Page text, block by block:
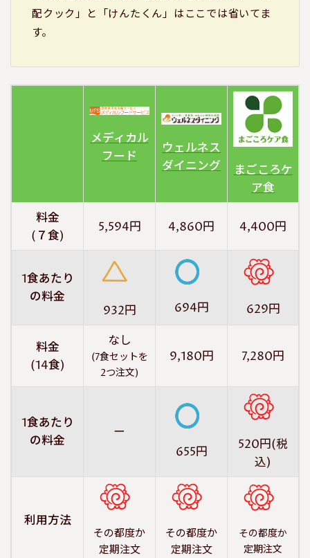
配クック」と「けんたくん」はここでは省いてま
す。
メディカル
フード
ウェルネス
ダイニング
まごころケ
ア食
料金
(７食)
5,594円 4,860円 4,400円
1食あたり
の料金
932円
694円 629円
料金
(14食)
なし
(7食セットを
2つ注文)
9,180円 7,280円
1食あたり
の料金
ー
655円
520円(税
込)
利用方法
その都度か
定期注文
その都度か
定期注文
その都度か
定期注文